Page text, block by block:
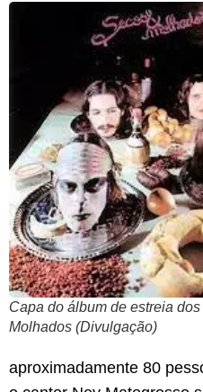
Capa do álbum de estreia
Molhados (Divulgação)
aproximadamente 80